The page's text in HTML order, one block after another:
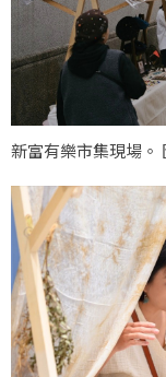
新富有樂市集現場。